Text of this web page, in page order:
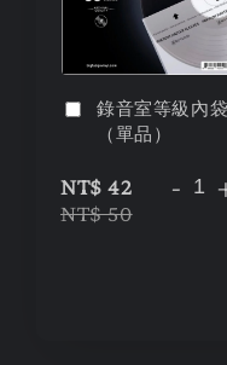
錄音室等級內袋
（單品）
NT$ 42
NT$ 50
-